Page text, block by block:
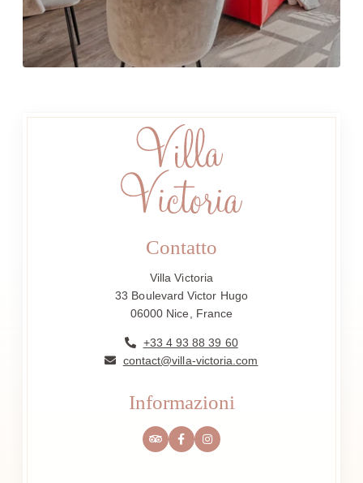
Contatto
Villa Victoria
33 Boulevard Victor Hugo
06000 Nice, France
+33 4 93 88 39 60
contact@villa-victoria.com
Informazioni